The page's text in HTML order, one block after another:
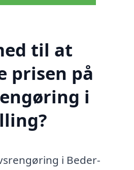
til at
prisen på
i
i Beder-